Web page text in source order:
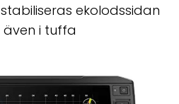
ekolodssidan
i tuffa